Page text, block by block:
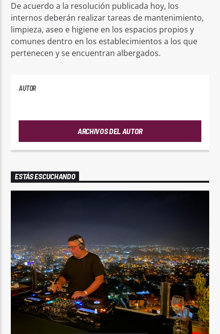
De acuerdo a la resolución publicada hoy, los
internos deberán realizar tareas de mantenimiento,
limpieza, aseo e higiene en los espacios propios y
comunes dentro en los establecimientos a los que
pertenecen y se encuentran albergados.
AUTOR
ARCHIVOS DEL AUTOR
ESTÁS ESCUCHANDO